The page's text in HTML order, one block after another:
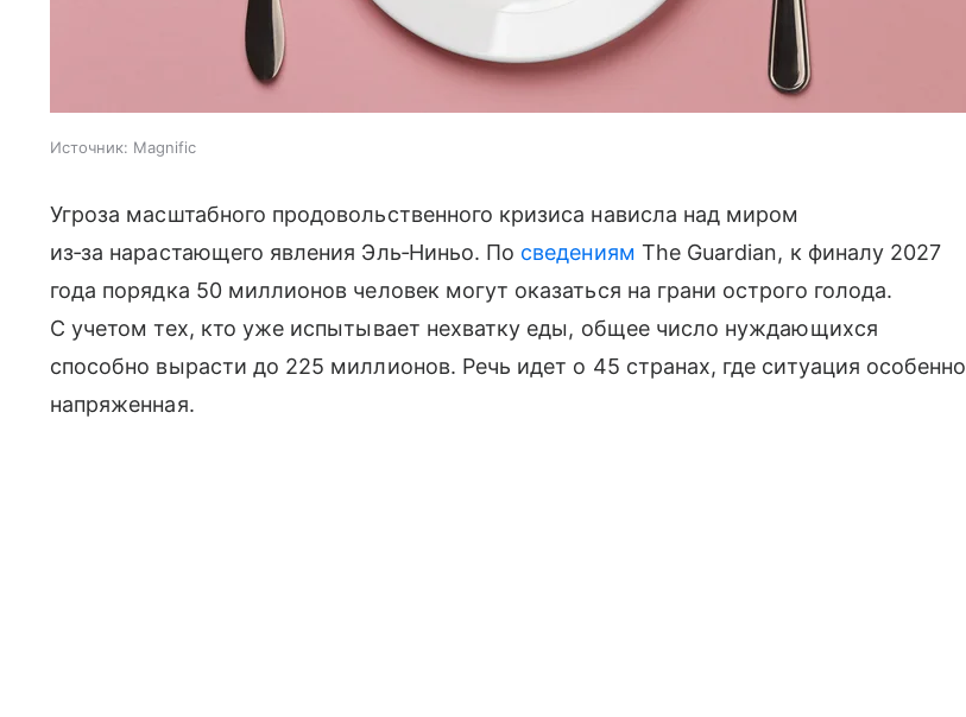
Источник: Magnific
Угроза масштабного продовольственного кризиса нависла над миром
из‑за нарастающего явления Эль‑Ниньо. По сведениям The Guardian, к финалу 2027
года порядка 50 миллионов человек могут оказаться на грани острого голода.
С учетом тех, кто уже испытывает нехватку еды, общее число нуждающихся
способно вырасти до 225 миллионов. Речь идет о 45 странах, где ситуация особенно
напряженная.